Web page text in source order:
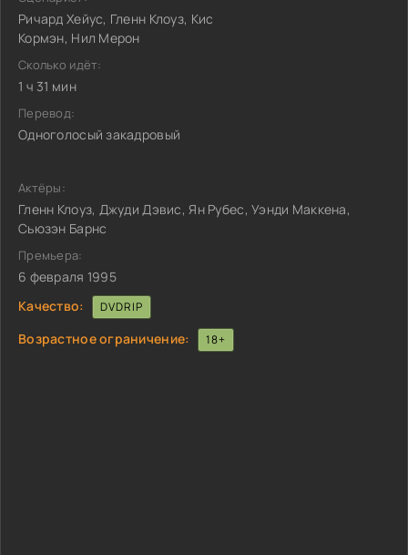
Ричард Хейус, Гленн Клоуз, Кис
Кормэн, Нил Мерон
Сколько идёт:
1 ч 31 мин
Перевод:
Одноголосый закадровый
Актёры:
Гленн Клоуз, Джуди Дэвис, Ян Рубес, Уэнди Маккена,
Сьюзэн Барнс
Премьера:
6 февраля 1995
Качество:
DVDRIP
Возрастное ограничение: 18+